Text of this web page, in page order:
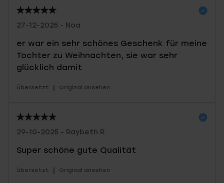
27-12-2025 - Noa
er war ein sehr schönes Geschenk für meine
Tochter zu Weihnachten, sie war sehr
glücklich damit
Übersetzt | Original ansehen
29-10-2025 - Raybeth R.
Super schöne gute Qualität
Übersetzt | Original ansehen